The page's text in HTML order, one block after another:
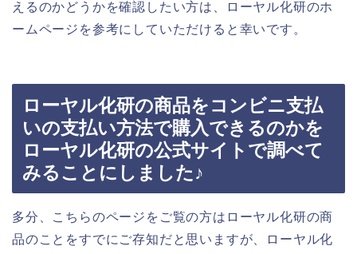
えるのかどうかを確認したい方は、ローヤル化研のホ
ームページを参考にしていただけると幸いです。
ローヤル化研の商品をコンビニ支払
いの支払い方法で購入できるのかを
ローヤル化研の公式サイトで調べて
みることにしました♪
多分、こちらのページをご覧の方はローヤル化研の商
品のことをすでにご存知だと思いますが、ローヤル化